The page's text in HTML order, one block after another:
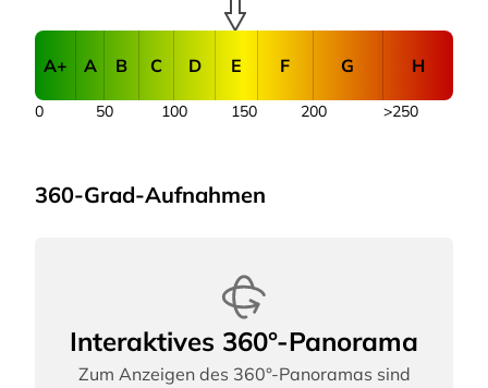
A+ A B C D E F G H
50 100 150 200
0 >250
360-Grad-Aufnahmen
Interaktives 360°-Panorama
Zum Anzeigen des 360°-Panoramas sind